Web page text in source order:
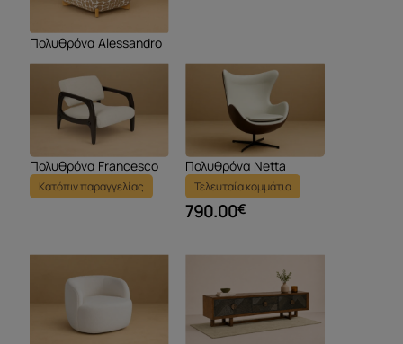
Πολυθρόνα Alessandro
Πολυθρόνα Francesco
Κατόπιν παραγγελίας
Πολυθρόνα Netta
Τελευταία κομμάτια
790.00€